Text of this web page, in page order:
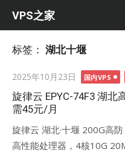
VPS之家
标签： 湖北十堰
Posted
on
2025年10月23日 国内VPS
旋律云 EPYC-74F3 湖北
需45元/月
旋律云 湖北·十堰 200G高
高性能处理器，4核10G